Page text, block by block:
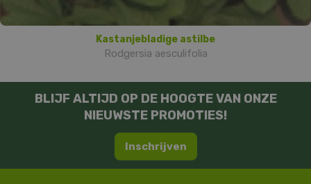
Kastanjebladige astilbe
Rodgersia aesculifolia
BLIJF ALTIJD OP DE HOOGTE VAN ONZE
NIEUWSTE PROMOTIES!
Inschrijven